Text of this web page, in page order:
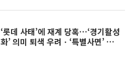
‘롯데 사태’에 재계 당혹…‘경기활성
화’ 의미 퇴색 우려ㆍ‘특별사면’ 찬